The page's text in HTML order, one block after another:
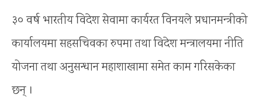
३० वर्ष भारतीय विदेश सेवामा कार्यरत विनयले प्रधानमन्त्रीको
कार्यालयमा सहसचिवका रुपमा तथा विदेश मन्त्रालयमा नीति
योजना तथा अनुसन्धान महाशाखामा समेत काम गरिसकेका
छन् ।